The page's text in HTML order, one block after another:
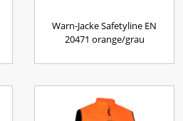
Warn-Jacke Safetyline EN
20471 orange/grau